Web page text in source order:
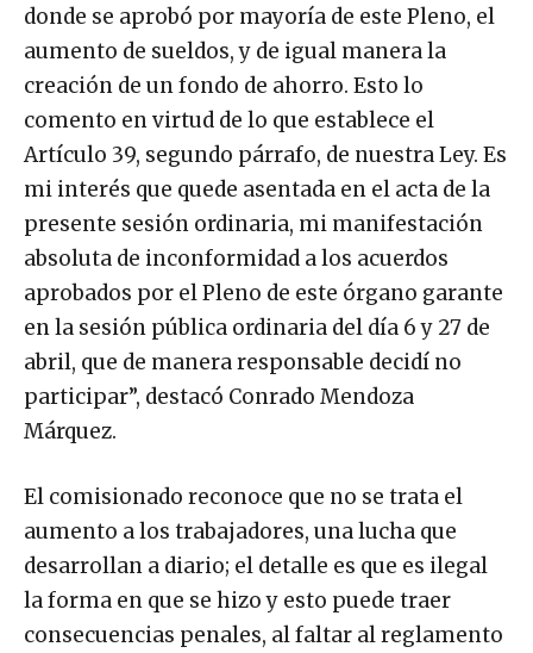
donde se aprobó por mayoría de este Pleno, el
aumento de sueldos, y de igual manera la
creación de un fondo de ahorro. Esto lo
comento en virtud de lo que establece el
Artículo 39, segundo párrafo, de nuestra Ley. Es
mi interés que quede asentada en el acta de la
presente sesión ordinaria, mi manifestación
absoluta de inconformidad a los acuerdos
aprobados por el Pleno de este órgano garante
en la sesión pública ordinaria del día 6 y 27 de
abril, que de manera responsable decidí no
participar”, destacó Conrado Mendoza
Márquez.
El comisionado reconoce que no se trata el
aumento a los trabajadores, una lucha que
desarrollan a diario; el detalle es que es ilegal
la forma en que se hizo y esto puede traer
consecuencias penales, al faltar al reglamento